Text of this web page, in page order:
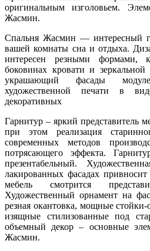
оригинальным изголовьем.
Жасмин.
Спальня Жасмин — интересный
вашей комнаты сна и отдыха.
интересен резными формами,
боковинах кровати и
украшающий фасады
художественной печати в
декоративных
Гарнитур – яркий представитель
при этом реализация
современных методов
потрясающего эффекта.
презентабельный.
лакированных фасадах привносит
мебель смотрится
Художественный орнамент на
резная окантовка, мощные
изящные стилизованные под
объемный декор – основные
Жасмин.